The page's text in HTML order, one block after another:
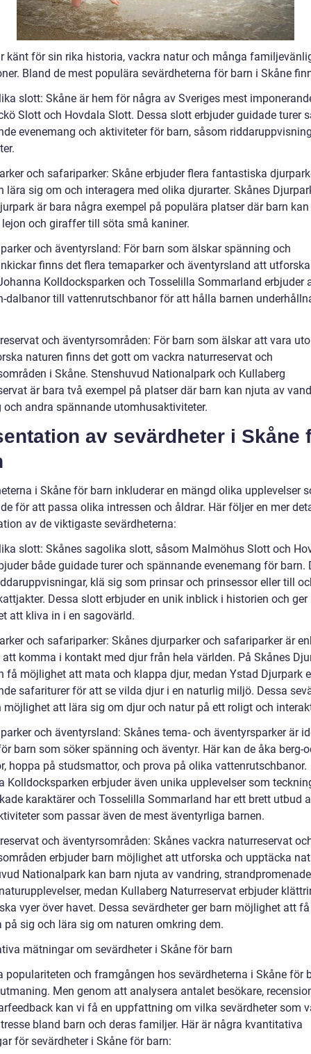
känt för sin rika historia, vackra natur och många
Bland de mest populära sevärdheterna för barn i Skåne
slott: Skåne är hem för några av Sveriges mest
Slott och Hovdala Slott. Dessa slott erbjuder guidade turer
evenemang och aktiviteter för barn, såsom
och safariparker: Skåne erbjuder flera fantastiska
lära sig om och interagera med olika djurarter. Skånes
är bara några exempel på populära platser där barn
och giraffer till söta små kaniner.
och äventyrsland: För barn som älskar spänning och
finns det flera temaparker och äventyrsland att
Kolldocksparken och Tosselilla Sommarland erbjuder
dalbanor till vattenrutschbanor för att hålla barnen
och äventyrsområden: För barn som älskar att vara
naturen finns det gott om vackra naturreservat och
i Skåne. Stenshuvud Nationalpark och Kullaberg
är bara två exempel på platser där barn kan njuta av
och andra spännande utomhusaktiviteter.
av sevärdheter i Skåne
i Skåne för barn inkluderar en mängd olika upplevelser
för att passa olika intressen och åldrar. Här följer en mer
av de viktigaste sevärdheterna:
slott: Skånes sagolika slott, såsom Malmöhus Slott och
både guidade turer och spännande evenemang för barn.
klä sig som prinsar och prinsessor eller till
Dessa slott erbjuder en unik inblick i historien och ger
att kliva in i en sagovärld.
och safariparker: Skånes djurparker och safariparker är
komma i kontakt med djur från hela världen. På Skånes
få möjlighet att mata och klappa djur, medan Ystad Djurpark
safariturer för att se vilda djur i en naturlig miljö. Dessa
möjlighet att lära sig om djur och natur på ett roligt och
och äventyrsland: Skånes tema- och äventyrsparker är
barn som söker spänning och äventyr. Här kan de åka berg-
hoppa på studsmattor, och prova på olika vattenrutschbanor.
Kolldocksparken erbjuder även unika upplevelser som
karaktärer och Tosselilla Sommarland har ett brett utbud
som passar även de mest äventyrliga barnen.
och äventyrsområden: Skånes vackra naturreservat
erbjuder barn möjlighet att utforska och upptäcka
Nationalpark kan barn njuta av vandring,
medan Kullaberg Naturreservat erbjuder
vyer över havet. Dessa sevärdheter ger barn möjlighet att
på sig och lära sig om naturen omkring dem.
mätningar om sevärdheter i Skåne för barn
populariteten och framgången hos sevärdheterna i Skåne för
Men genom att analysera antalet besökare,
kan vi få en uppfattning om vilka sevärdheter som
bland barn och deras familjer. Här är några kvantitativa
för sevärdheter i Skåne för barn: